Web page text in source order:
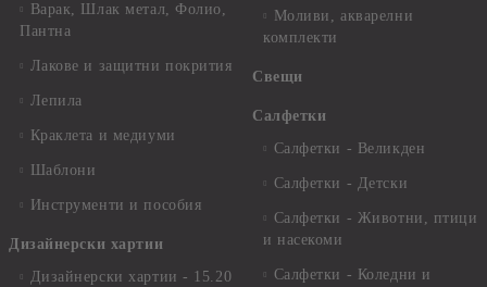
Варак, Шлак метал, Фолио,
Пантна
Лакове и защитни покрития
Лепила
Краклета и медиуми
Шаблони
Инструменти и пособия
Дизайнерски хартии
Дизайнерски хартии - 15.20
Моливи, акварелни
комплекти
Свещи
Салфетки
Салфетки - Великден
Салфетки - Детски
Салфетки - Животни, птици
и насекоми
Салфетки - Коледни и